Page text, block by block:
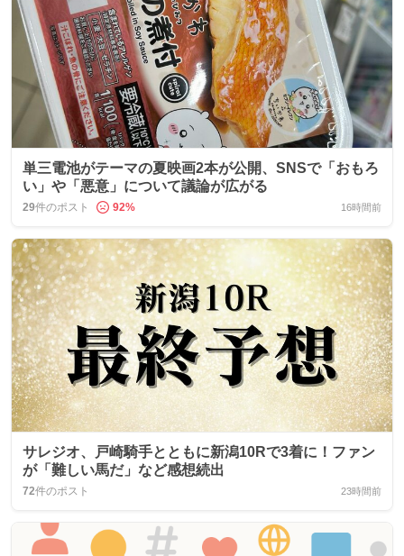
単三電池がテーマの夏映画2本が公開、SNSで「おもろ
い」や「悪意」について議論が広がる
29件のポスト 92% 16時間前
サレジオ、戸崎騎手とともに新潟10Rで3着に！ファン
が「難しい馬だ」など感想続出
72件のポスト 23時間前